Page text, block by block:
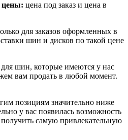
цены: цена под заказ и цена в
для заказов оформленных в
шин и дисков по такой цене
для шин, которые имеются у нас
вам продать в любой момент.
позициям значительно ниже
у вас появилась возможность
самую привлекательную